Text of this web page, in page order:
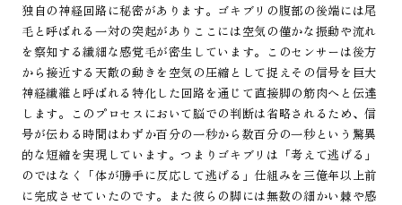
独自の神経回路に秘密があります。ゴキブリの腹部の後端には尾
毛と呼ばれる一対の突起がありここには空気の僅かな振動や流れ
を察知する繊細な感覚毛が密生しています。このセンサーは後方
から接近する天敵の動きを空気の圧縮として捉えその信号を巨大
神経繊維と呼ばれる特化した回路を通じて直接脚の筋肉へと伝達
します。このプロセスにおいて脳での判断は省略されるため、信
号が伝わる時間はわずか百分の一秒から数百分の一秒という驚異
的な短縮を実現しています。つまりゴキブリは「考えて逃げる」
のではなく「体が勝手に反応して逃げる」仕組みを三億年以上前
に完成させていたのです。また彼らの脚には無数の細かい棘や感